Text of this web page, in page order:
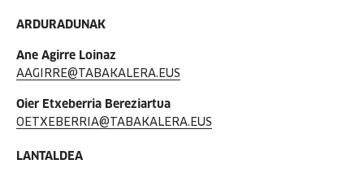
ARDURADUNAK
Ane Agirre Loinaz
AAGIRRE@TABAKALERA.EUS
Oier Etxeberria Bereziartua
OETXEBERRIA@TABAKALERA.EUS
LANTALDEA